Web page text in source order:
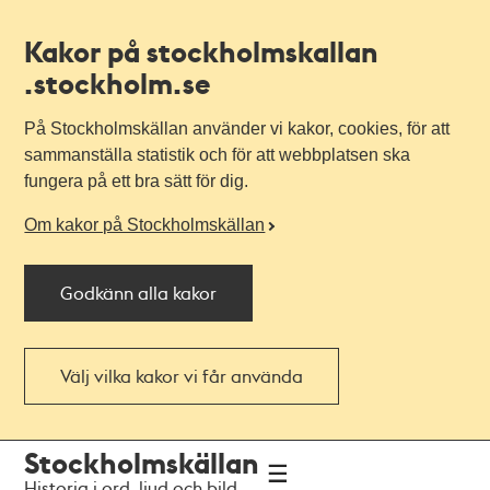
Kakor på stockholmskallan
.stockholm.se
På Stockholmskällan använder vi kakor, cookies, för att
sammanställa statistik och för att webbplatsen ska
fungera på ett bra sätt för dig.
Om kakor på Stockholmskällan
Godkänn alla kakor
Välj vilka kakor vi får använda
navigationen
huvudinnehållet
Stockholmskällan